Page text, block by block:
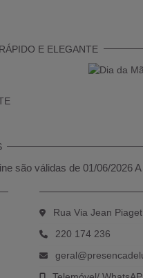
E ELEGANTE
são válidas de 01/06/2026
Rua Via Jean
220 174 236